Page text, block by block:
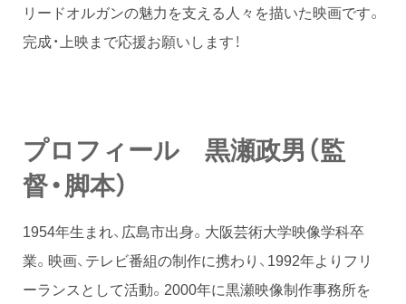
リードオルガンの魅力を支える人々を描いた映画です。
完成・上映まで応援お願いします！
プロフィール 黒瀬政男（監
督・脚本）
1954年生まれ、広島市出身。大阪芸術大学映像学科卒
業。映画、テレビ番組の制作に携わり、1992年よりフリ
ーランスとして活動。2000年に黒瀬映像制作事務所を